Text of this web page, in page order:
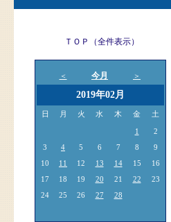
ＴＯＰ（全件表示）
＜ 今月 ＞
2019年02月
日 月 火 水 木 金 土
1
2
3
4 5 6 7 8
9
10
11 12 13 14 15
16
17
18 19 20 21 22
23
24
25 26 27 28